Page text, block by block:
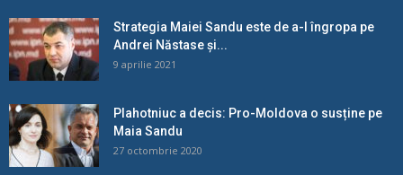
Strategia Maiei Sandu este de a-l îngropa pe
Andrei Năstase și...
9 aprilie 2021
Plahotniuc a decis: Pro-Moldova o susține pe
Maia Sandu
27 octombrie 2020